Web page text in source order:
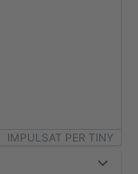
IMPULSAT PER TINY